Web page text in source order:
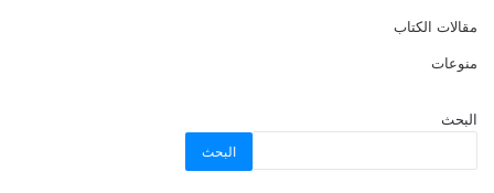
مقالات الكتاب
منوعات
البحث
البحث